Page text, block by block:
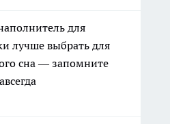
для
лучше выбрать для
сна — запомните